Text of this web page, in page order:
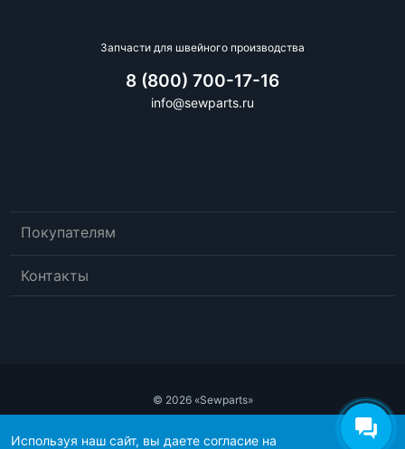
Запчасти для швейного производства
Покупателям
Контакты
8 (800) 700-17-16
info@sewparts.ru
© 2026 «Sewparts»
Политика конфиденциальности
Используя наш сайт, вы даете согласие на